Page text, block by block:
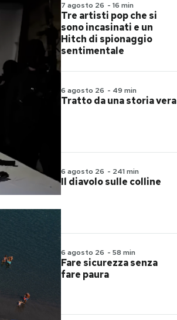
7 agosto 26 -16 min
Tre artisti pop che si
sono incasinati e un
Hitch di spionaggio
sentimentale
6 agosto 26 - 49 min
Tratto da una storia vera
6 agosto 26 - 241 min
Il diavolo sulle colline
6 agosto 26 -58 min
Fare sicurezza senza
fare paura